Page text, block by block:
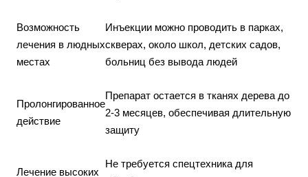
Возможность
лечения в людных
местах
Инъекции можно проводить в парках,
скверах, около школ, детских садов,
больниц без вывода людей
Пролонгированное
действие
Препарат остается в тканях дерева до
2-3 месяцев, обеспечивая длительную
защиту
Лечение высоких
Не требуется спецтехника для